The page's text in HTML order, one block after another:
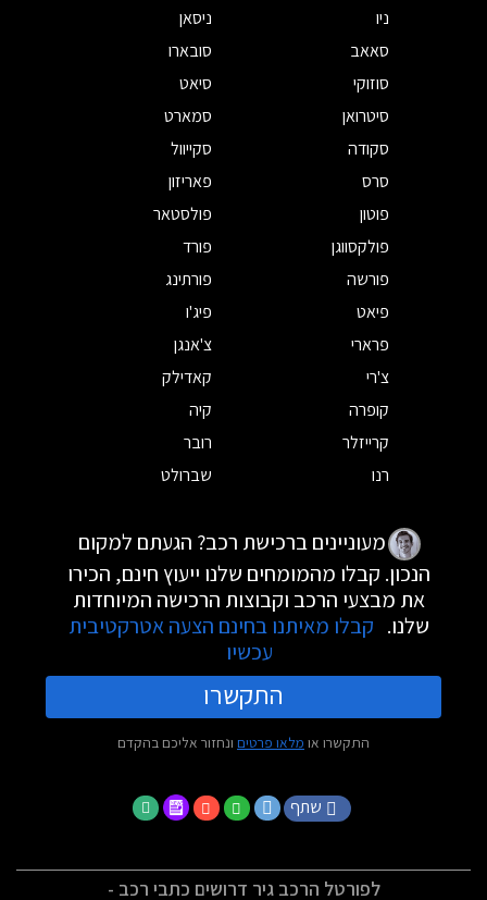
ניו
ניסאן
סאאב
סובארו
סוזוקי
סיאט
סיטרואן
סמארט
סקודה
סקייוול
סרס
פאריזון
פוטון
פולסטאר
פולקסווגן
פורד
פורשה
פורתינג
פיאט
פיג'ו
פרארי
צ'אנגן
צ'רי
קאדילק
קופרה
קיה
קרייזלר
רובר
רנו
שברולט
מעוניינים ברכישת רכב? הגעתם למקום
הנכון. קבלו מהמומחים שלנו ייעוץ חינם, הכירו
את מבצעי הרכב וקבוצות הרכישה המיוחדות
שלנו. קבלו מאיתנו בחינם הצעה אטרקטיבית
עכשיו
התקשרו
התקשרו או מלאו פרטים ונחזור אליכם בהקדם
שתף
לפורטל הרכב גיר דרושים כתבי רכב -